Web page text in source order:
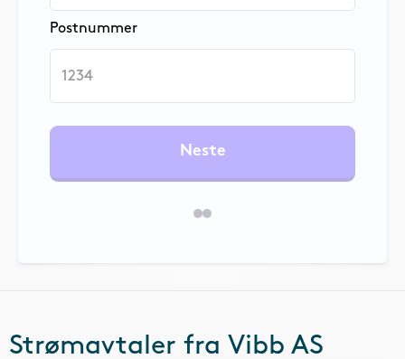
Postnummer
Neste
Strømavtaler fra Vibb AS